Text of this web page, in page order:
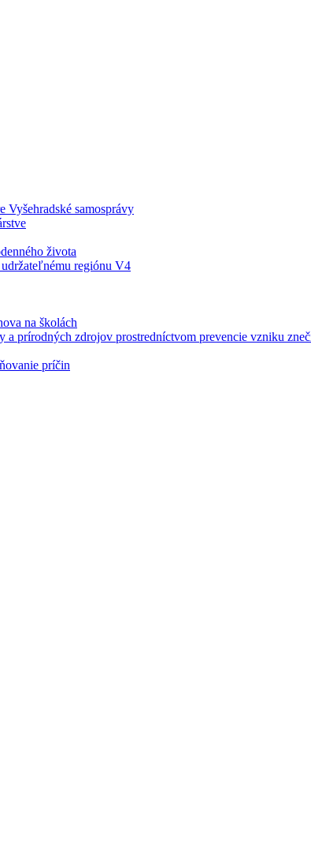
Vyšehradské samosprávy
života
regiónu V4
na školách
prírodných zdrojov prostredníctvom prevencie vzniku
príčin